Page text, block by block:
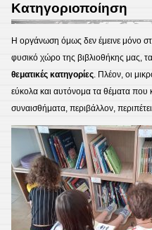
Κατηγοριοποίηση
Η οργάνωση όμως δεν έμεινε μόνο
φυσικό χώρο της βιβλιοθήκης μας,
θεματικές κατηγορίες. Πλέον, οι
εύκολα και αυτόνομα τα θέματα που
συναισθήματα, περιβάλλον,